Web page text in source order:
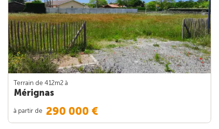
Terrain de 412m2 à
Mérignas
à partir de 290 000 €